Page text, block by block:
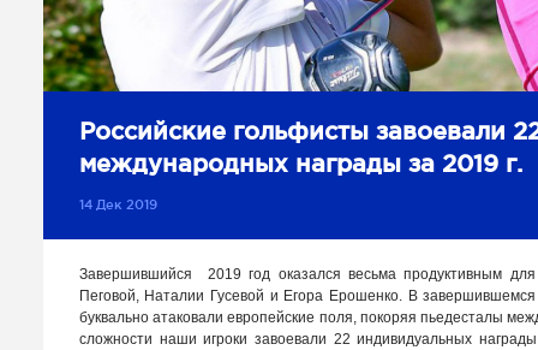
Российские гольфисты завоевали
международных награды за 2019 г.
14 Дек 2019
Завершившийся 2019 год оказался весьма продуктивным
Пеговой, Наталии Гусевой и Егора Ерошенко. В
буквально атаковали европейские поля, покоряя пьедесталы
сложности наши игроки завоевали 22 индивидуальных